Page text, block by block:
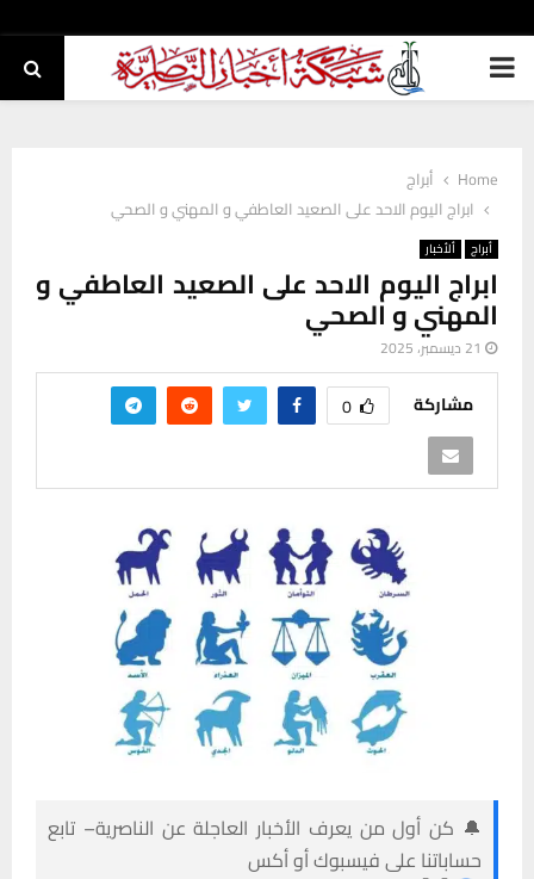
PRIMARY
Home
أبراج
ابراج اليوم الاحد على الصعيد العاطفي و المهني و الصحي
أبراج ألأخبار
ابراج اليوم الاحد على الصعيد العاطفي و
المهني و الصحي
21 ديسمبر، 2025
مشاركة 0
🔔 كن أول من يعرف الأخبار العاجلة عن الناصرية– تابع
حساباتنا على فيسبوك أو أكس